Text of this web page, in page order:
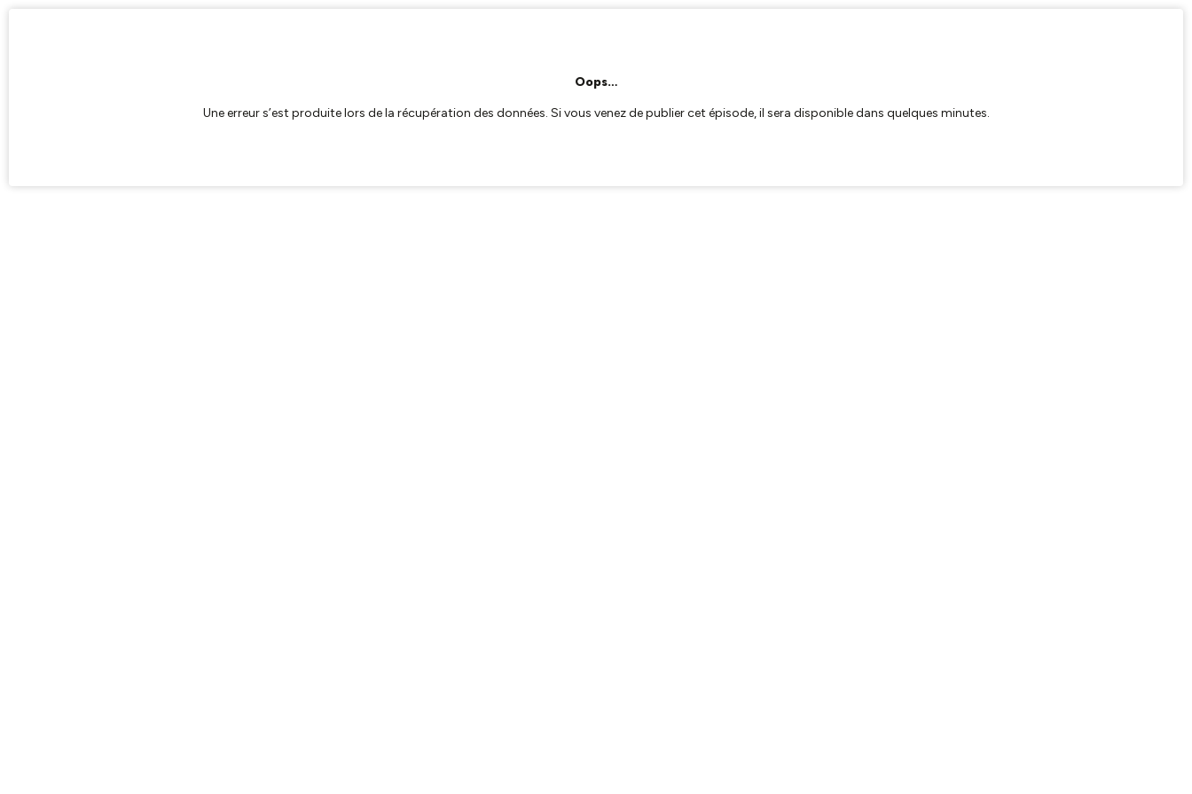
Oops…
Une erreur s’est produite lors de la récupération des données. Si vous venez de publier cet épisode, il sera disponible dans quelques minutes.